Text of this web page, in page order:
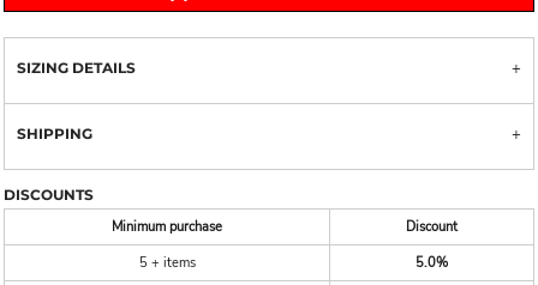
SIZING DETAILS
SHIPPING
DISCOUNTS
Minimum purchase
Discount
5 + items
5.0%